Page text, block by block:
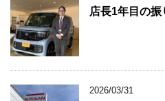
店長1年目の
2026/03/31